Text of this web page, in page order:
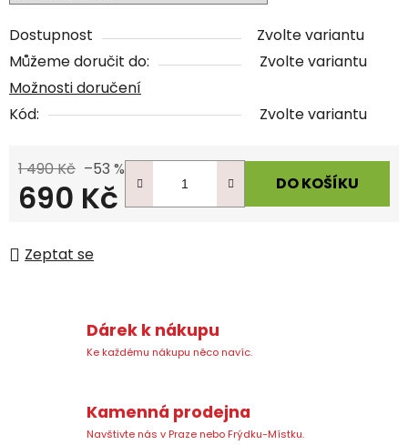
Dostupnost
Zvolte variantu
Můžeme doručit do:
Zvolte variantu
Možnosti doručení
Kód:
Zvolte variantu
1 490 Kč –53 %
690 Kč DO KOŠÍKU
Zeptat se
Dárek k nákupu
Ke každému nákupu něco navíc.
Kamenná prodejna
Navštivte nás v Praze nebo Frýdku-Místku.